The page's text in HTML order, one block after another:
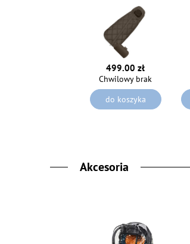
499.00 zł
Chwilowy brak
do koszyka
Akcesoria